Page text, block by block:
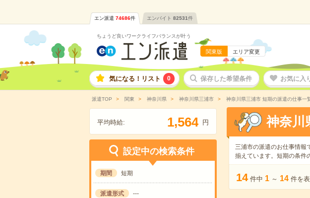
エン派遣 74686件 エンバイト 82531件
ちょうど良いワークライフバランスが叶う
関東版 エリア変更
気になる！リスト 0 保存した希望条件 お気に入
派遣TOP 関東 神奈川県 神奈川県三浦市 神奈川県三浦市 短期の派遣の仕事一
平均時給: 1,564 円
設定中の検索条件
期間 短期
派遣形式 ---
神奈川
三浦市の派遣のお仕事情報
揃えています。短期の条件
14 件中 1 ～ 14 件を